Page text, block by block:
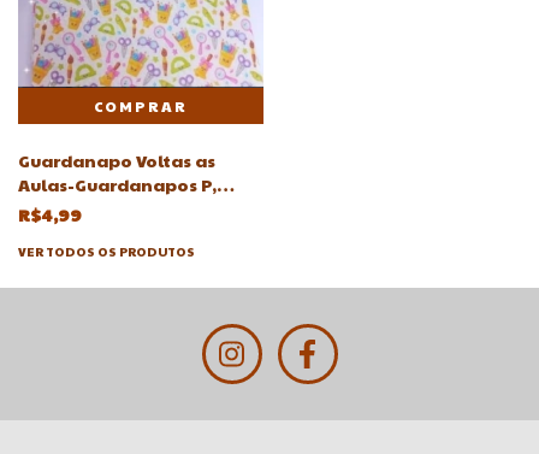
Guardanapo Voltas as
Aulas-Guardanapos P,
Decoupagem Biscuit
R$4,99
VER TODOS OS PRODUTOS